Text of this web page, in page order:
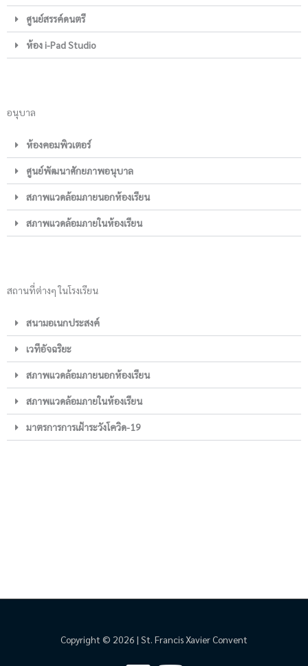
ศูนย์สรรค์ดนตรี
ห้อง i-Pad Studio
อนุบาล
ห้องคอมพิวเตอร์
ศูนย์พัฒนาศักยภาพอนุบาล
สภาพแวดล้อมภายนอกห้องเรียน
สภาพแวดล้อมภายในห้องเรียน
สถานที่ต่างๆ ในโรงเรียน
สนามอเนกประสงค์
เวทีอัจฉริยะ
สภาพแวดล้อมภายนอกห้องเรียน
สภาพแวดล้อมภายในห้องเรียน
มาตรการการเฝ้าระวังโควิด-19
Copyright © 2026 | St. Francis Xavier Convent